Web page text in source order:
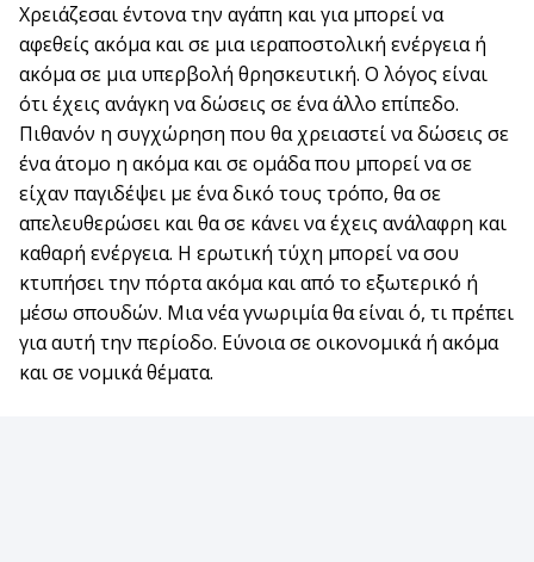
Χρειάζεσαι έντονα την αγάπη και για μπορεί να
αφεθείς ακόμα και σε μια ιεραποστολική ενέργεια ή
ακόμα σε μια υπερβολή θρησκευτική. Ο λόγος είναι
ότι έχεις ανάγκη να δώσεις σε ένα άλλο επίπεδο.
Πιθανόν η συγχώρηση που θα χρειαστεί να δώσεις σε
ένα άτομο η ακόμα και σε ομάδα που μπορεί να σε
είχαν παγιδέψει με ένα δικό τους τρόπο, θα σε
απελευθερώσει και θα σε κάνει να έχεις ανάλαφρη και
καθαρή ενέργεια. Η ερωτική τύχη μπορεί να σου
κτυπήσει την πόρτα ακόμα και από το εξωτερικό ή
μέσω σπουδών. Μια νέα γνωριμία θα είναι ό, τι πρέπει
για αυτή την περίοδο. Εύνοια σε οικονομικά ή ακόμα
και σε νομικά θέματα.